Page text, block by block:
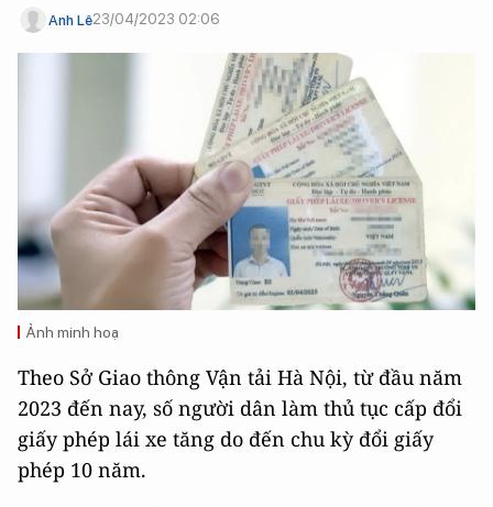
Anh Lê23/04/2023 02:06
Ảnh minh hoạ
Theo Sở Giao thông Vận tải Hà Nội, từ đầu năm
2023 đến nay, số người dân làm thủ tục cấp đổi
giấy phép lái xe tăng do đến chu kỳ đổi giấy
phép 10 năm.